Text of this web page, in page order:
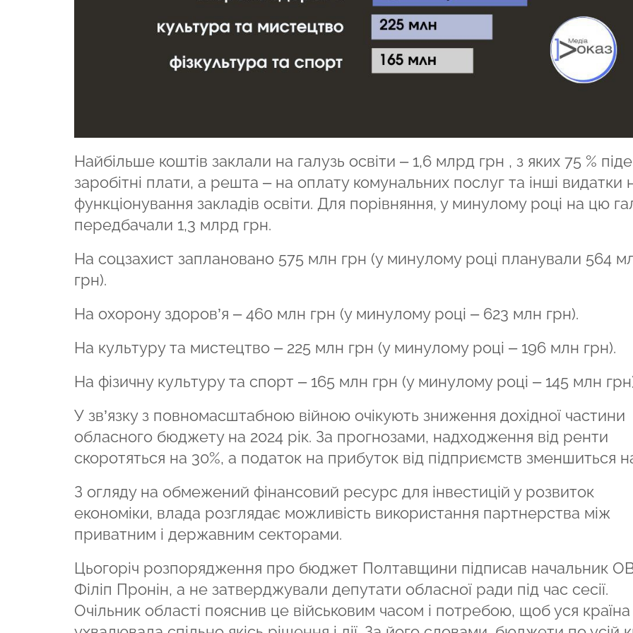
Найбільше коштів заклали на галузь освіти – 1,6 млрд грн , з яких 75 %
заробітні плати, а решта – на оплату комунальних послуг та інші видатки
функціонування закладів освіти. Для порівняння, у минулому році на цю
передбачали 1,3 млрд грн.
На соцзахист заплановано 575 млн грн (у минулому році планували 564
грн).
На охорону здоров’я – 460 млн грн (у минулому році – 623 млн грн).
На культуру та мистецтво – 225 млн грн (у минулому році – 196 млн грн).
На фізичну культуру та спорт – 165 млн грн (у минулому році – 145 млн
У зв’язку з повномасштабною війною очікують зниження дохідної частини
обласного бюджету на 2024 рік. За прогнозами, надходження від ренти
скоротяться на 30%, а податок на прибуток від підприємств зменшиться
З огляду на обмежений фінансовий ресурс для інвестицій у розвиток
економіки, влада розглядає можливість використання партнерства між
приватним і державним секторами.
Цьогоріч розпорядження про бюджет Полтавщини підписав начальник
Філіп Пронін, а не затверджували депутати обласної ради під час сесії.
Очільник області пояснив це військовим часом і потребою, щоб уся країна